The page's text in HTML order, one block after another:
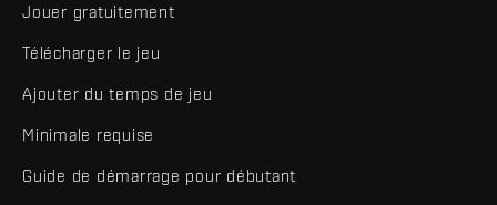
Jouer gratuitement
Télécharger le jeu
Ajouter du temps de jeu
Minimale requise
Guide de démarrage pour débutant